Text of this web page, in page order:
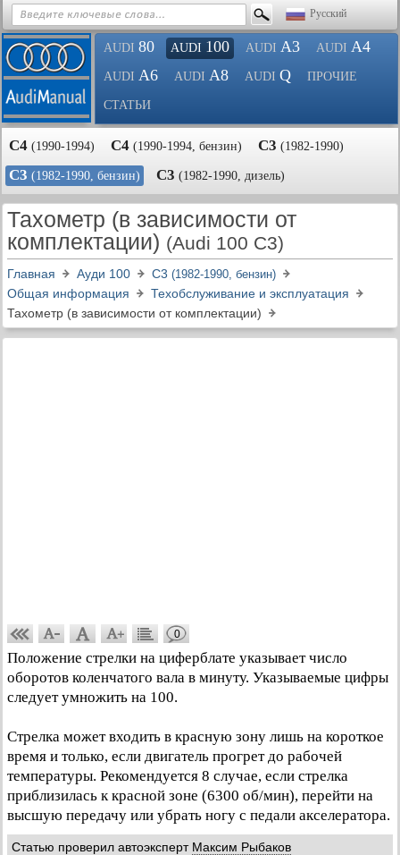
Русский
AUDI 80 AUDI 100 AUDI A3 AUDI A4
AUDI A6 AUDI A8 AUDI Q ПРОЧИЕ
СТАТЬИ
С4 (1990-1994) С4 (1990-1994, бензин) С3 (1982-1990)
С3 (1982-1990, бензин) С3 (1982-1990, дизель)
Тахометр (в зависимости от
комплектации) (Audi 100 C3)
Главная Ауди 100 С3 (1982-1990, бензин)
Общая информация
Техобслуживание и эксплуатация
Тахометр (в зависимости от комплектации)
0
Положение стрелки на циферблате указывает число
оборотов коленчатого вала в минуту. Указываемые цифры
следует умножить на 100.
Стрелка может входить в красную зону лишь на короткое
время и только, если двигатель прогрет до рабочей
температуры. Рекомендуется 8 случае, если стрелка
приблизилась к красной зоне (6300 об/мин), перейти на
высшую передачу или убрать ногу с педали акселератора.
Статью проверил автоэксперт Максим Рыбаков